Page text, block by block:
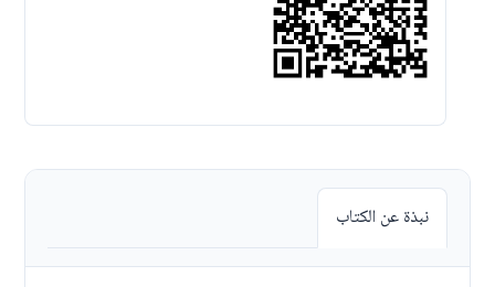
نبذة عن الكتاب